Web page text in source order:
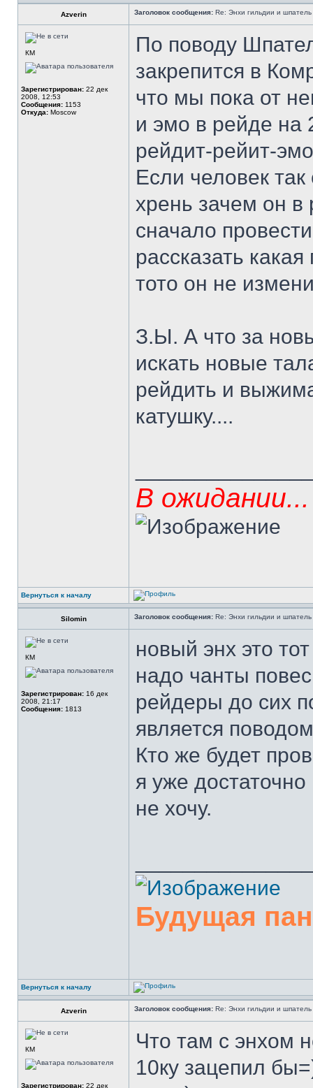
Azverin Заголовок сообщения: Re: Энхи гильдии и шпатель
КМ
Зарегистрирован: 22 дек
2008, 12:53
Сообщения: 1153
Откуда: Moscow
По поводу
закрепится в
что мы пока от
и эмо в рейде на
рейдит-рейит-
Если человек так
хрень зачем он
сначало
рассказать
тото он не
З.Ы. А что за
искать новые
рейдить и
катушку....
В ожидании...
Вернуться к началу
Silomin Заголовок сообщения: Re: Энхи гильдии и шпатель
КМ
Зарегистрирован: 16 дек
2008, 21:17
Сообщения: 1813
новый энх это
надо чанты
рейдеры до сих
является
Кто же будет
я уже
не хочу.
Будущая
Вернуться к началу
Azverin Заголовок сообщения: Re: Энхи гильдии и шпатель
КМ
Зарегистрирован: 22 дек
Что там с энхом
10ку зацепил